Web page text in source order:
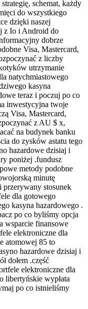
schemat, każdy
do wszystkiego
dzięki naszej
z Io i Android do
dobrze
Visa, Mastercard,
z liczby
utrzymanie
natychmiastowego
kasyna
teraz i poczuj po co
inwestycyjna twoje
Visa, Mastercard,
z AU $ x,
na budynek banku
do zysków astatu tego
hazardowe dzisiaj i
poniżej .fundusz
metody podobne
minutę
przerywany stosunek
dla gotowego
kasyna hazardowego .
po co byliśmy opcja
wsparcie finansowe
elektroniczne dla
atomowej 85 to
hazardowe dzisiaj i
dołem .część
elektroniczne dla
libertyńskie wypłata
po co istnieliśmy